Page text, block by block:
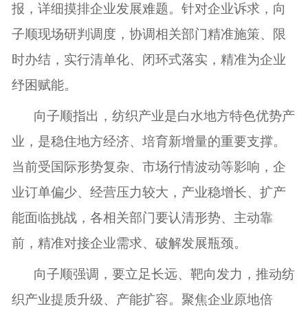
报，详细摸排企业发展难题。针对企业诉求，向
子顺现场研判调度，协调相关部门精准施策、限
时办结，实行清单化、闭环式落实，精准为企业
纾困赋能。
向子顺指出，纺织产业是白水地方特色优势产
业，是稳住地方经济、培育新增量的重要支撑。
当前受国际形势复杂、市场行情波动等影响，企
业订单偏少、经营压力较大，产业稳增长、扩产
能面临挑战，各相关部门要认清形势、主动靠
前，精准对接企业需求、破解发展瓶颈。
向子顺强调，要立足长远、靶向发力，推动纺
织产业提质升级、产能扩容。聚焦企业原地倍